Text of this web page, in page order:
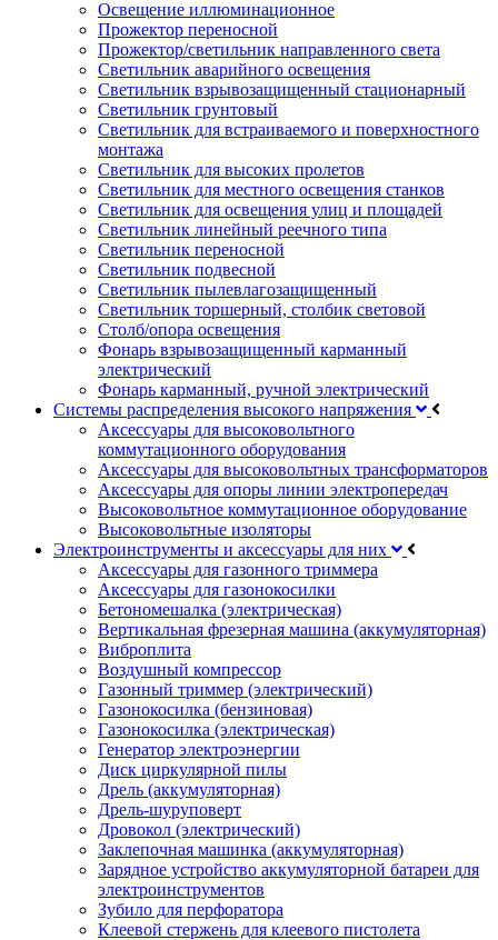
Освещение иллюминационное
Прожектор переносной
Прожектор/светильник направленного света
Светильник аварийного освещения
Светильник взрывозащищенный стационарный
Светильник грунтовый
Светильник для встраиваемого и поверхностного
монтажа
Светильник для высоких пролетов
Светильник для местного освещения станков
Светильник для освещения улиц и площадей
Светильник линейный реечного типа
Светильник переносной
Светильник подвесной
Светильник пылевлагозащищенный
Светильник торшерный, столбик световой
Столб/опора освещения
Фонарь взрывозащищенный карманный
электрический
Фонарь карманный, ручной электрический
Системы распределения высокого напряжения
Аксессуары для высоковольтного
коммутационного оборудования
Аксессуары для высоковольтных трансформаторов
Аксессуары для опоры линии электропередач
Высоковольтное коммутационное оборудование
Высоковольтные изоляторы
Электроинструменты и аксессуары для них
Аксессуары для газонного триммера
Аксессуары для газонокосилки
Бетономешалка (электрическая)
Вертикальная фрезерная машина (аккумуляторная)
Виброплита
Воздушный компрессор
Газонный триммер (электрический)
Газонокосилка (бензиновая)
Газонокосилка (электрическая)
Генератор электроэнергии
Диск циркулярной пилы
Дрель (аккумуляторная)
Дрель-шуруповерт
Дровокол (электрический)
Заклепочная машинка (аккумуляторная)
Зарядное устройство аккумуляторной батареи для
электроинструментов
Зубило для перфоратора
Клеевой стержень для клеевого пистолета